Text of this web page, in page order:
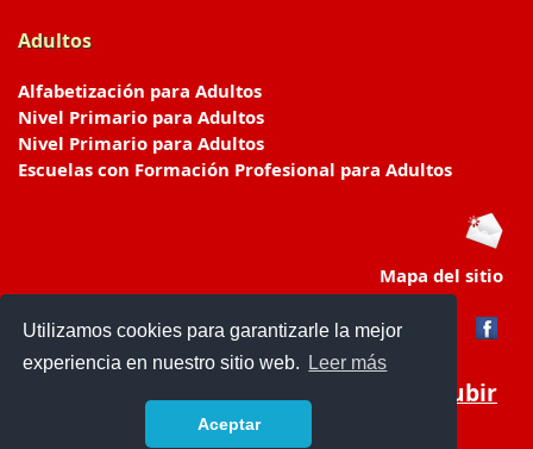
Utilizamos cookies para garantizarle la mejor
experiencia en nuestro sitio web.
Leer más
Aceptar
Adultos
Alfabetización para Adultos
Nivel Primario para Adultos
Nivel Primario para Adultos
Escuelas con Formación Profesional para Adultos
Mapa del sitio
Subir